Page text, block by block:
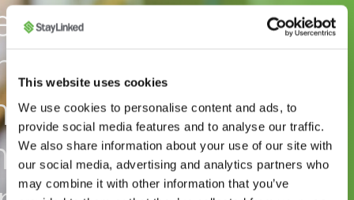
This website uses cookies
We use cookies to personalise content and ads, to
provide social media features and to analyse our traffic.
We also share information about your use of our site with
our social media, advertising and analytics partners who
may combine it with other information that you’ve
Sie, wie
mit der